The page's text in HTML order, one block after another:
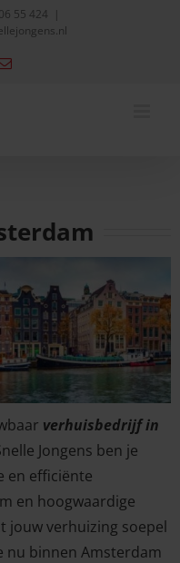
55 424
Email
verhuisbedrijf in
Jongens ben je
en efficiënte
en hoogwaardige
jouw verhuizing soepel
nu binnen Amsterdam